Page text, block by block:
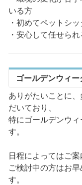
いる方
・初めてペットシ
・安心して任せら
ゴールデンウィ
ありがたいことに
だいており、
特にゴールデンウ
す。
日程によってはご
ご検討中の方はお
す。